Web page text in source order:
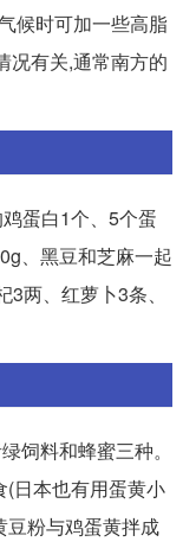
候时可加一些高脂
况有关,通常南方的
蛋白1个、5个蛋
、黑豆和芝麻一起
两、红萝卜3条、
饲料和蜂蜜三种。
(日本也有用蛋黄小
豆粉与鸡蛋黄拌成